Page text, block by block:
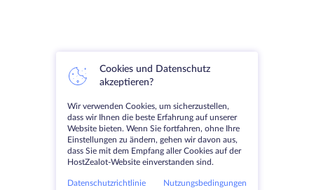
Cookies und Datenschutz
akzeptieren?
Wir verwenden Cookies, um sicherzustellen,
dass wir Ihnen die beste Erfahrung auf unserer
Website bieten. Wenn Sie fortfahren, ohne Ihre
Einstellungen zu ändern, gehen wir davon aus,
dass Sie mit dem Empfang aller Cookies auf der
HostZealot-Website einverstanden sind.
Datenschutzrichtlinie Nutzungsbedingungen